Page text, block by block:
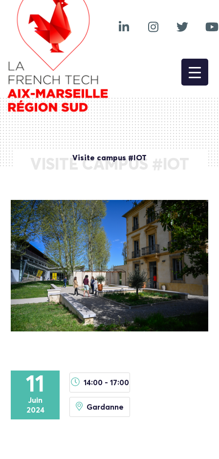
VISITE CAMPUS #IOT
Visite campus #IOT
11
Juin
2024
14:00 - 17:00
Gardanne